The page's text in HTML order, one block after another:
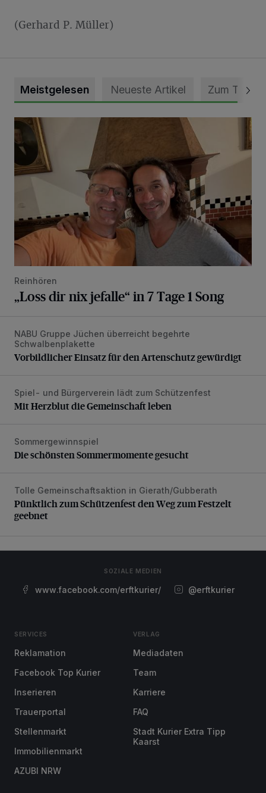
(Gerhard P. Müller)
Meistgelesen Neueste Artikel Zum Thema
„Loss dir nix jefalle“ in 7 Tage 1 Song
Reinhören
„Loss dir nix jefalle“ in 7 Tage 1 Song
Vorbildlicher Einsatz für den Artenschutz gewürdigt
NABU Gruppe Jüchen überreicht begehrte
Schwalbenplakette
Vorbildlicher Einsatz für den Artenschutz gewürdigt
Mit Herzblut die Gemeinschaft leben
Spiel- und Bürgerverein lädt zum Schützenfest
Mit Herzblut die Gemeinschaft leben
Die schönsten Sommermomente gesucht
Sommergewinnspiel
Die schönsten Sommermomente gesucht
Pünktlich zum Schützenfest den Weg zum Festzelt
Tolle Gemeinschaftsaktion in Gierath/Gubberath
Pünktlich zum Schützenfest den Weg zum Festzelt
geebnet
SOZIALE MEDIEN
www.facebook.com/erftkurier/ @erftkurier
SERVICES
Reklamation
Facebook Top Kurier
Inserieren
Trauerportal
Stellenmarkt
Immobilienmarkt
AZUBI NRW
VERLAG
Mediadaten
Team
Karriere
FAQ
Stadt Kurier Extra Tipp
Kaarst